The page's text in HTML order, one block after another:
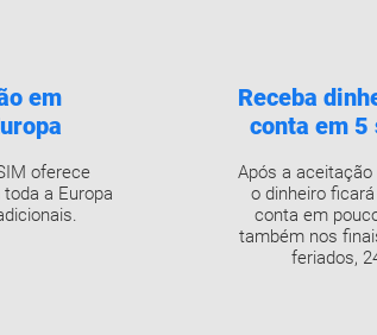
em
oferece
a Europa
Receba
conta em 5
Após a aceitação
o dinheiro
conta em
também nos
feriados,